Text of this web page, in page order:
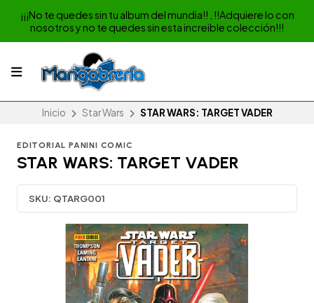
¡¡¡No te quedes sin tu album del mundia!! , !!Adquiere lo con
nosotros y no te quedes sin esta increible colección!!!
Inicio Star Wars STAR WARS: TARGET VADER
EDITORIAL PANINI COMIC
STAR WARS: TARGET VADER
SKU: QTARG001